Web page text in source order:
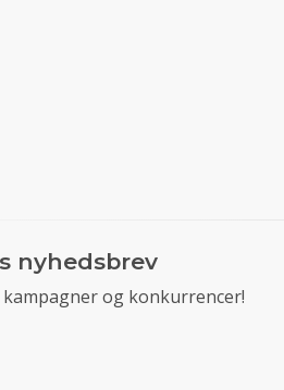
nyhedsbrev
og konkurrencer!